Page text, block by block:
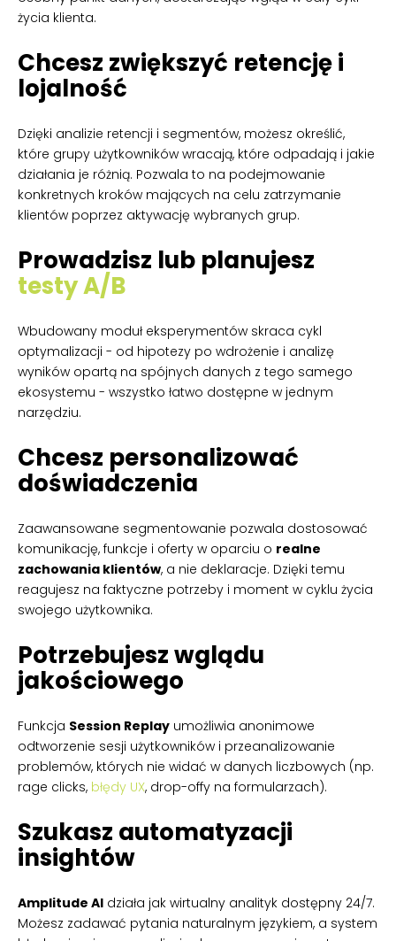
życia klienta.
Chcesz zwiększyć retencję i
lojalność
Dzięki analizie retencji i segmentów, możesz określić,
które grupy użytkowników wracają, które odpadają i jakie
działania je różnią. Pozwala to na podejmowanie
konkretnych kroków mających na celu zatrzymanie
klientów poprzez aktywację wybranych grup.
Prowadzisz lub planujesz
testy A/B
Wbudowany moduł eksperymentów skraca cykl
optymalizacji - od hipotezy po wdrożenie i analizę
wyników opartą na spójnych danych z tego samego
ekosystemu - wszystko łatwo dostępne w jednym
narzędziu.
Chcesz personalizować
doświadczenia
Zaawansowane segmentowanie pozwala dostosować
komunikację, funkcje i oferty w oparciu o realne
zachowania klientów, a nie deklaracje. Dzięki temu
reagujesz na faktyczne potrzeby i moment w cyklu życia
swojego użytkownika.
Potrzebujesz wglądu
jakościowego
Funkcja Session Replay umożliwia anonimowe
odtworzenie sesji użytkowników i przeanalizowanie
problemów, których nie widać w danych liczbowych (np.
rage clicks, błędy UX, drop-offy na formularzach).
Szukasz automatyzacji
insightów
Amplitude AI działa jak wirtualny analityk dostępny 24/7.
Możesz zadawać pytania naturalnym językiem, a system